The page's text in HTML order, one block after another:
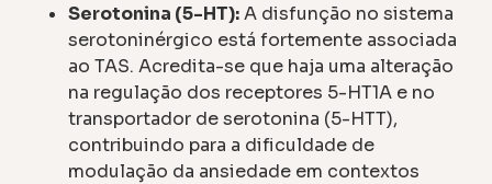
Serotonina (5-HT):A disfunção no sistema
serotoninérgico está fortemente associada
ao TAS. Acredita-se que haja uma alteração
na regulação dos receptores 5-HT1A e no
transportador de serotonina (5-HTT),
contribuindo para a dificuldade de
modulação da ansiedade em contextos